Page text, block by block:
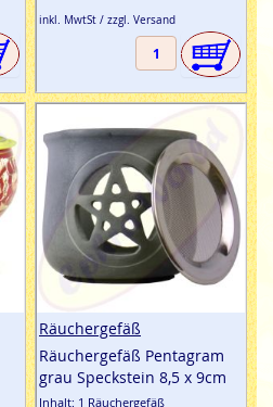
inkl. MwtSt / zzgl. Versand
Räuchergefäß
Räuchergefäß Pentagram
grau Speckstein 8,5 x 9cm
Inhalt: 1 Räuchergefäß